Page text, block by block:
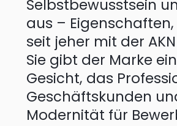
Selbstbewusstsein
aus –
seit jeher mit der
Sie gibt der Marke
Gesicht, das
Geschäftskunden
Modernität für